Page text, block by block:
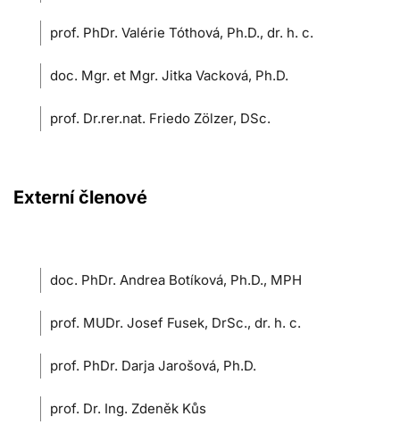
prof. PhDr. Valérie Tóthová, Ph.D., dr. h. c.
doc. Mgr. et Mgr. Jitka Vacková, Ph.D.
prof. Dr.rer.nat. Friedo Zölzer, DSc.
Externí členové
doc. PhDr. Andrea Botíková, Ph.D., MPH
prof. MUDr. Josef Fusek, DrSc., dr. h. c.
prof. PhDr. Darja Jarošová, Ph.D.
prof. Dr. Ing. Zdeněk Kůs